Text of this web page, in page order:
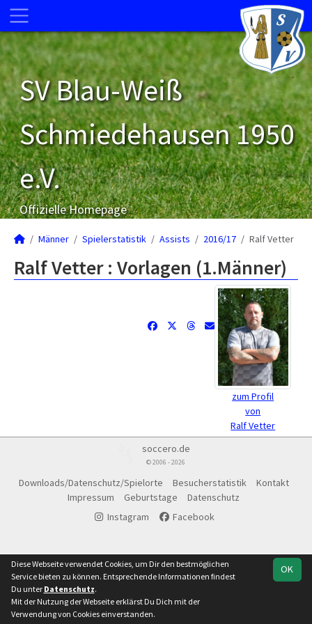
SV Blau-Weiß
Schmiedehausen 1950
e.V.
Offizielle Homepage
Männer Spielerstatistik Assists 2016/17 Ralf Vetter
Ralf Vetter : Vorlagen (1.Männer)
zum Profil
von
Ralf Vetter
soccero.de
© 2006 - 2026
Downloads/Datenschutz/Spielorte Besucherstatistik
Kontakt
Impressum
Geburtstage
Datenschutz
Instagram
Facebook
OK
Diese Webseite verwendet Cookies, um Dir den bestmöglichen
Service bieten zu können. Entsprechende Informationen findest
Du unter Datenschutz.
Mit der Nutzung der Webseite erklärst Du Dich mit der
Verwendung von Cookies einverstanden.